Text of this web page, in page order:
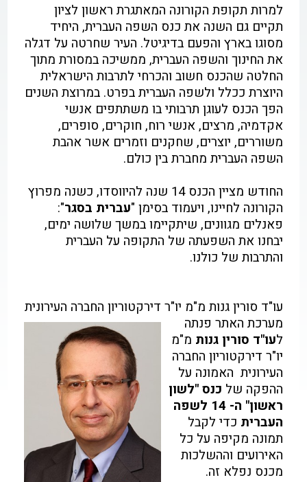
למרות תקופת הקורונה המאתגרת ראשון לציון
תקיים גם השנה את כנס השפה העברית, היחיד
מסוגו בארץ והפעם בדיגיטל. העיר שחרטה על דגלה
את החינוך והשפה העברית, ממשיכה במסורת מתוך
החלטה שהכנס חשוב והכרחי לתרבות הישראלית
היוצרת ככלל ולשפה העברית בפרט. במרוצת השנים
הפך הכנס לעוגן תרבותי בו משתתפים אנשי
אקדמיה, מרצים, אנשי רוח, חוקרים, סופרים,
משוררים, יוצרים, שחקנים וזמרים אשר אהבת
השפה העברית מחברת בין כולם.
החודש מציין הכנס 14 שנה להיווסדו, כשנה מפרוץ
הקורונה לחיינו, ויעמוד בסימן "עברית בסגר":
פאנלים מגוונים, שיתקיימו במשך שלושה ימים,
יבחנו את השפעתה של התקופה על העברית
והתרבות של כולנו.
עו"ד סורין גנות מ"מ יו"ר דירקטוריון החברה העירונית
מערכת האתר פנתה
לעו"ד סורין גנות מ"מ
יו"ר דירקטוריון החברה
העירונית האמונה על
ההפקה של כנס "לשון
ראשון" ה- 14 לשפה
העברית כדי לקבל
תמונה מקיפה על כל
האירועים וההשלכות
מכנס נפלא זה.